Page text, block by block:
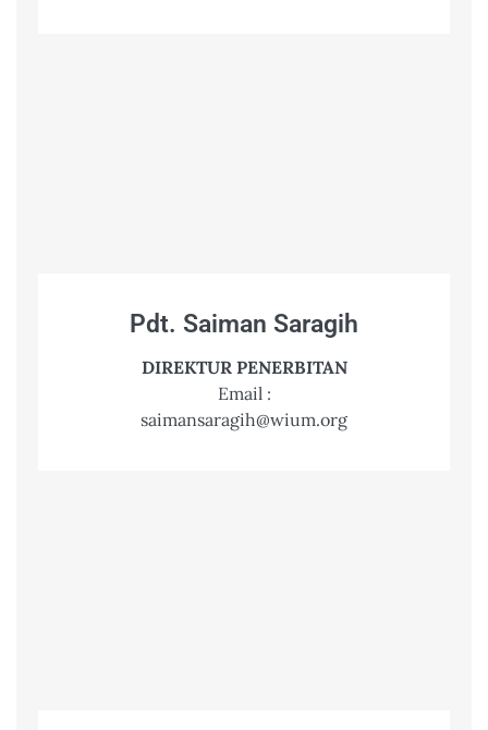
Pdt. Saiman Saragih
DIREKTUR PENERBITAN
Email :
saimansaragih@wium.org